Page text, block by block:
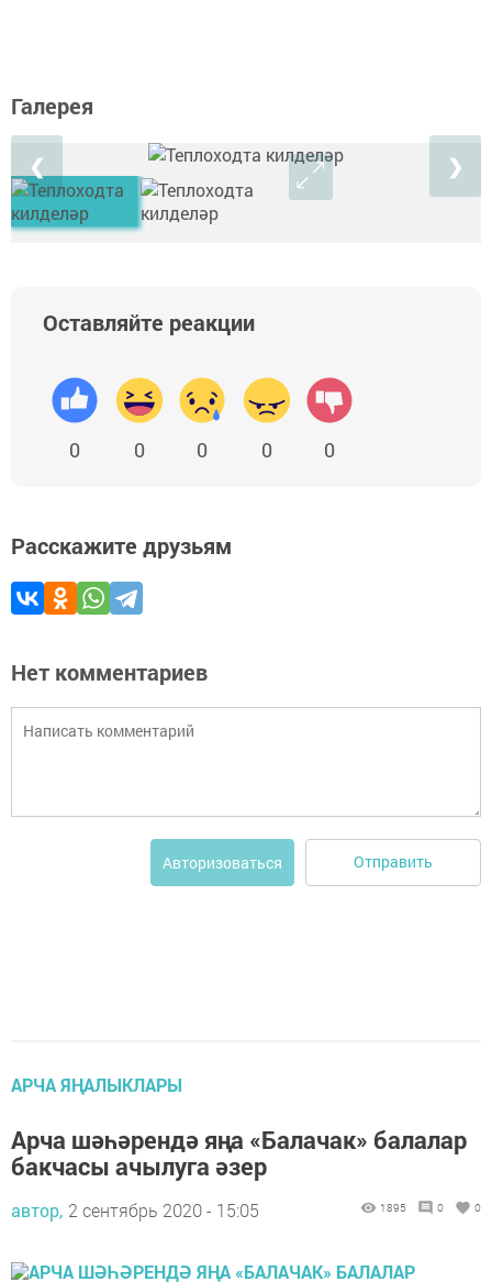
Галерея
❮ ❯
Оставляйте реакции
0 0 0 0 0
Расскажите друзьям
Нет комментариев
Авторизоваться Отправить
АРЧА ЯҢАЛЫКЛАРЫ
Арча шәһәрендә яңа «Балачак» балалар
бакчасы ачылуга әзер
автор, 2 сентябрь 2020 - 15:05 1895 0 0